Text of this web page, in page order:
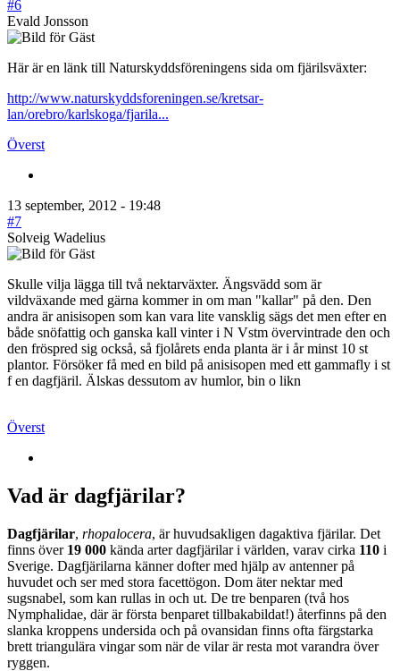
#6
Evald Jonsson
Här är en länk till Naturskyddsföreningens sida om fjärilsväxter:
http://www.naturskyddsforeningen.se/kretsar-
lan/orebro/karlskoga/fjarila...
Överst
13 september, 2012 - 19:48
#7
Solveig Wadelius
Skulle vilja lägga till två nektarväxter. Ängsvädd som är
vildväxande med gärna kommer in om man "kallar" på den. Den
andra är anisisopen som kan vara lite vansklig sägs det men efter en
både snöfattig och ganska kall vinter i N Vstm övervintrade den och
den fröspred sig också, så fjolårets enda planta är i år minst 10 st
plantor. Försöker få med en bild på anisisopen med ett gammafly i st
f en dagfjäril. Älskas dessutom av humlor, bin o likn
Överst
Vad är dagfjärilar?
Dagfjärilar, rhopalocera, är huvudsakligen dagaktiva fjärilar. Det
finns över 19 000 kända arter dagfjärilar i världen, varav cirka 110 i
Sverige. Dagfjärilarna känner dofter med hjälp av antenner på
huvudet och ser med stora facettögon. Dom äter nektar med
sugsnabel, som kan rullas in och ut. De tre benparen (två hos
Nymphalidae, där är första benparet tillbakabildat!) återfinns på den
slanka kroppens undersida och på ovansidan finns ofta färgstarka
brett triangulära vingar som när de vilar är resta mot varandra över
ryggen.